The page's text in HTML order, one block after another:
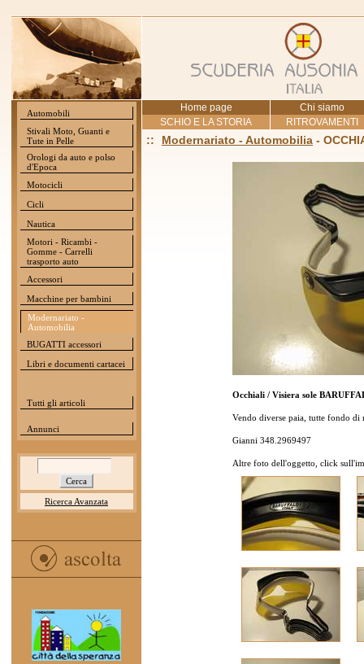
Automobili
Stivali Moto, Guanti e
Tute in Pelle
Orologi da auto e polso
d'Epoca
Motocicli
Cicli
Nautica
Motori - Ricambi -
Gomme - Carrelli
trasporto auto
Accessori
Macchine per bambini
Modernariato -
Automobilia
BUGATTI accessori
Libri e documenti cartacei
Tutti gli articoli
Annunci
Ricerca Avanzata
Home page
Chi siamo
SCHIO E LA STORIA
RITROVAMENTI
:: Modernariato - Automobilia -
Occhiali / Visiera sole
Vendo diverse paia, tutte fondo di
Gianni 348.2969497
Altre foto dell'oggetto, click